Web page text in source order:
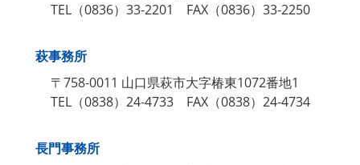
TEL（0836）33‐2201 FAX（0836）33‐2250
萩事務所
〒758‐0011 山口県萩市大字椿東1072番地1
TEL（0838）24‐4733 FAX（0838）24‐4734
長門事務所